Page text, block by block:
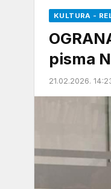
KULTURA -
pisma
21.02.2026.